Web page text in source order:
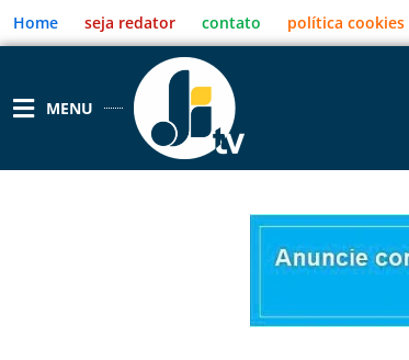
para
o
Home seja redator contato política cookies
MENU